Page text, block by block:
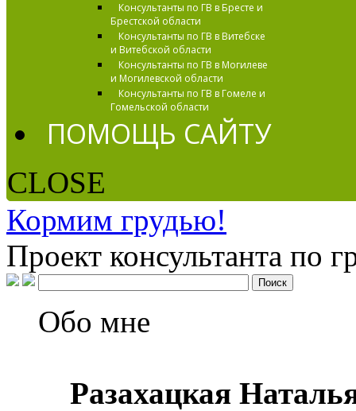
Консультанты по ГВ в Бресте и
Брестской области
Консультанты по ГВ в Витебске
и Витебской области
Консультанты по ГВ в Могилеве
и Могилевской области
Консультанты по ГВ в Гомеле и
Гомельской области
ПОМОЩЬ САЙТУ
CLOSE
Кормим грудью!
Проект консультанта по
Обо мне
Разахацкая